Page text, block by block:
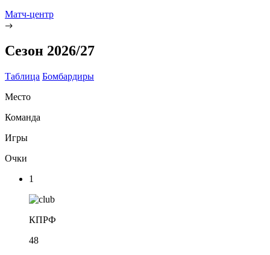
Матч-центр
Сезон 2026/27
Таблица Бомбардиры
Место
Команда
Игры
Очки
1
КПРФ
48